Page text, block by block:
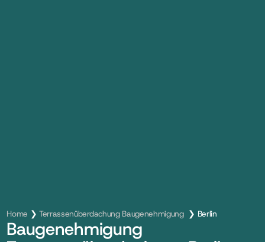
Home ❯ Terrassenüberdachung Baugenehmigung ❯ Berlin
Baugenehmigung